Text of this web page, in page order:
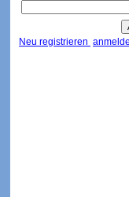
Neu registrieren